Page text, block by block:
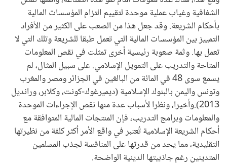
الشفافية وغياب عملية موحدة لتقييم التزام المؤسسات المالية
بأحكام الشريعة. وقد جعل هذا من الصعب على الكثير من الأفراد
التمييز بين المؤسسات المالية التي تعمل طبقا للشريعة وتلك التي لا
تعمل بها. وثمة صعوبة رئيسية أخرى تمثلت في نقص المعلومات
المتاحة والتدريب على التمويل الإسلامي. على سبيل المثال، لم
يسمع سوى 48 في المائة من البالغين في الجزائر ومصر والمغرب
وتونس واليمن بالبنوك الإسلامية (ديميرغوك-كونت، وكلابر، ورانديل
2013).وأخيرا، ونظرا لأسباب عدة منها نقص الإجراءات الموحدة
والمعلومات وبرامج التدريب، فإن المنتجات المالية المتوافقة مع
أحكام الشريعة الإسلامية تُعتبر في واقع الأمر أكثر كلفة من نظيرتها
التقليدية، مما يحد من قدرتها على المنافسة لجذب المسلمين
المتدينين رغم جاذبيتها الدينية الواضحة.